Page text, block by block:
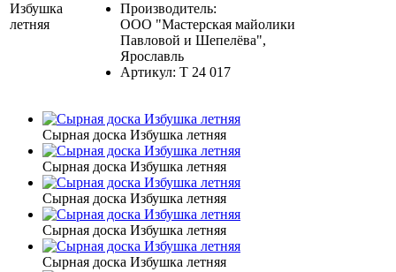
Избушка
летняя
Производитель:
ООО "Мастерская майолики
Павловой и Шепелёва",
Ярославль
Артикул: Т 24 017
Сырная доска Избушка летняя
Сырная доска Избушка летняя
Сырная доска Избушка летняя
Сырная доска Избушка летняя
Сырная доска Избушка летняя